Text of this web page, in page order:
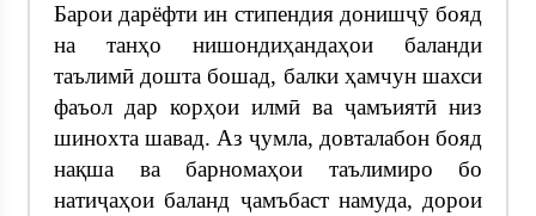
Барои дарёфти ин стипендия донишҷӯ бояд
на танҳо нишондиҳандаҳои баланди
таълимӣ дошта бошад, балки ҳамчун шахси
фаъол дар корҳои илмӣ ва ҷамъиятӣ низ
шинохта шавад. Аз ҷумла, довталабон бояд
нақша ва барномаҳои таълимиро бо
натиҷаҳои баланд ҷамъбаст намуда, дорои